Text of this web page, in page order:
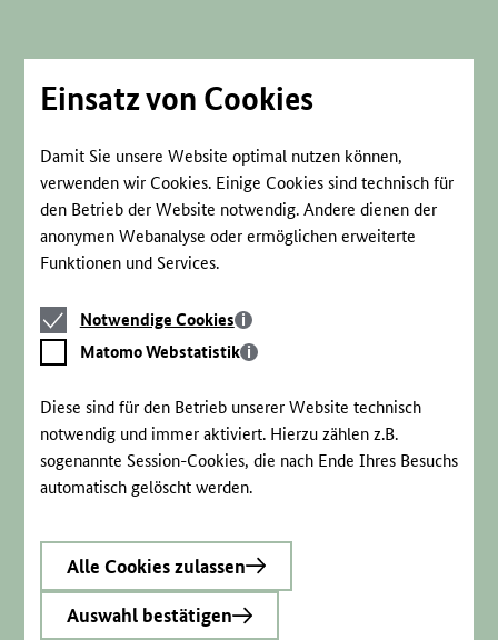
Einsatz von Cookies
Damit Sie unsere Website optimal nutzen können,
verwenden wir Cookies. Einige Cookies sind technisch für
den Betrieb der Website notwendig. Andere dienen der
anonymen Webanalyse oder ermöglichen erweiterte
Funktionen und Services.
Notwendige
Cookies
Notwendige Cookies
Matomo
Webstatistik
Matomo Webstatistik
Diese sind für den Betrieb unserer Website technisch
notwendig und immer aktiviert. Hierzu zählen z.B.
sogenannte Session-Cookies, die nach Ende Ihres Besuchs
automatisch gelöscht werden.
Alle Cookies zulassen
Auswahl bestätigen